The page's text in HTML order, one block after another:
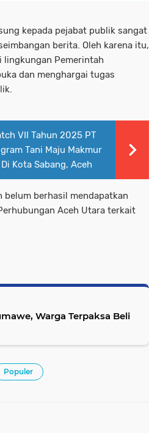
kepada pejabat publik sangat
berita. Oleh karena itu,
lingkungan Pemerintah
dan menghargai tugas
VII Tahun 2025 PT
Tani Maju Makmur
Kota Sabang, Aceh
berhasil mendapatkan
Aceh Utara terkait
Warga Terpaksa Beli
Populer